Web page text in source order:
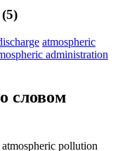
(5)
atmospheric
administration
словом
atmospheric pollution